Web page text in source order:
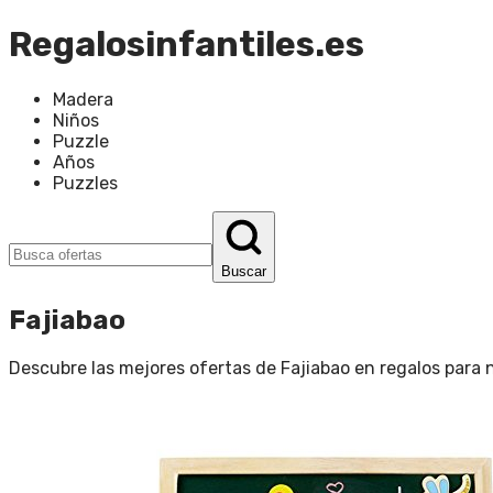
Regalosinfantiles.es
Madera
Niños
Puzzle
Años
Puzzles
Buscar
Fajiabao
Descubre las mejores ofertas de Fajiabao en regalos para